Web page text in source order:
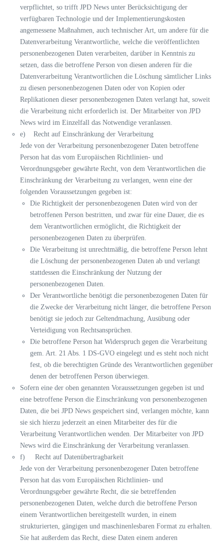
verpflichtet, so trifft JPD News unter Berücksichtigung der
verfügbaren Technologie und der Implementierungskosten
angemessene Maßnahmen, auch technischer Art, um andere für die
Datenverarbeitung Verantwortliche, welche die veröffentlichten
personenbezogenen Daten verarbeiten, darüber in Kenntnis zu
setzen, dass die betroffene Person von diesen anderen für die
Datenverarbeitung Verantwortlichen die Löschung sämtlicher Links
zu diesen personenbezogenen Daten oder von Kopien oder
Replikationen dieser personenbezogenen Daten verlangt hat, soweit
die Verarbeitung nicht erforderlich ist. Der Mitarbeiter von JPD
News wird im Einzelfall das Notwendige veranlassen.
e) Recht auf Einschränkung der Verarbeitung
Jede von der Verarbeitung personenbezogener Daten betroffene
Person hat das vom Europäischen Richtlinien- und
Verordnungsgeber gewährte Recht, von dem Verantwortlichen die
Einschränkung der Verarbeitung zu verlangen, wenn eine der
folgenden Voraussetzungen gegeben ist:
Die Richtigkeit der personenbezogenen Daten wird von der
betroffenen Person bestritten, und zwar für eine Dauer, die es
dem Verantwortlichen ermöglicht, die Richtigkeit der
personenbezogenen Daten zu überprüfen.
Die Verarbeitung ist unrechtmäßig, die betroffene Person lehnt
die Löschung der personenbezogenen Daten ab und verlangt
stattdessen die Einschränkung der Nutzung der
personenbezogenen Daten.
Der Verantwortliche benötigt die personenbezogenen Daten für
die Zwecke der Verarbeitung nicht länger, die betroffene Person
benötigt sie jedoch zur Geltendmachung, Ausübung oder
Verteidigung von Rechtsansprüchen.
Die betroffene Person hat Widerspruch gegen die Verarbeitung
gem. Art. 21 Abs. 1 DS-GVO eingelegt und es steht noch nicht
fest, ob die berechtigten Gründe des Verantwortlichen gegenüber
denen der betroffenen Person überwiegen.
Sofern eine der oben genannten Voraussetzungen gegeben ist und
eine betroffene Person die Einschränkung von personenbezogenen
Daten, die bei JPD News gespeichert sind, verlangen möchte, kann
sie sich hierzu jederzeit an einen Mitarbeiter des für die
Verarbeitung Verantwortlichen wenden. Der Mitarbeiter von JPD
News wird die Einschränkung der Verarbeitung veranlassen.
f) Recht auf Datenübertragbarkeit
Jede von der Verarbeitung personenbezogener Daten betroffene
Person hat das vom Europäischen Richtlinien- und
Verordnungsgeber gewährte Recht, die sie betreffenden
personenbezogenen Daten, welche durch die betroffene Person
einem Verantwortlichen bereitgestellt wurden, in einem
strukturierten, gängigen und maschinenlesbaren Format zu erhalten.
Sie hat außerdem das Recht, diese Daten einem anderen